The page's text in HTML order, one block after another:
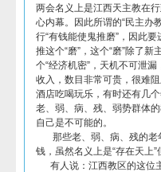
两会名义上是江西天主教在
心内幕。因此所谓的“民主办
行“有钱能使鬼推磨”，因此
推这个“磨”，这个“磨”除了
个“经济机密”，天机不可泄
收入，数目非常可贵，很难
酒店吃喝玩乐，有时还有几
老、弱、病、残、弱势群体
自己是不可能的。
那些老、弱、病、残的老
钱，虽然名义上是“存在天上
有人说：江西教区的这位